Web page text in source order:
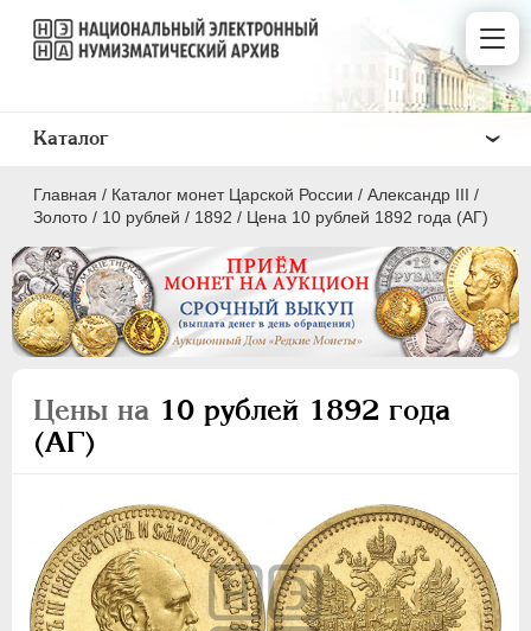
Главная / Каталог монет Царской России / Александр III /
Золото / 10 рублей / 1892 / Цена 10 рублей 1892 года (АГ)
Цены на 10 рублей 1892 года
(АГ)
Каталог
ПEТР I 1699 - 1725
ПЕТР II 1727-1729
АННА ИОАННОВНА
ЕЛИЗАВЕТА 1741-1762
ПЕТР III 1762-1762
ЕКАТЕРИНА II 1762-1796
ПАВЕЛ I 1796-1801